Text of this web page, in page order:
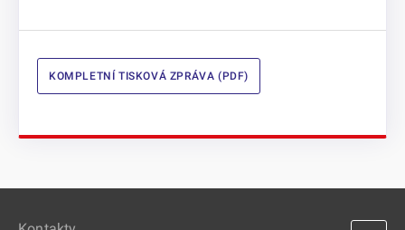
KOMPLETNÍ TISKOVÁ ZPRÁVA (PDF)